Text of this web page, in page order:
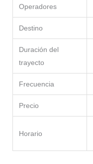
Operadores
Destino
Duración del
trayecto
Frecuencia
Precio
Horario